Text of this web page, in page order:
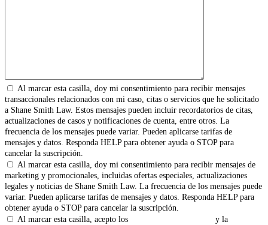
Al marcar esta casilla, doy mi consentimiento para recibir mensajes
transaccionales relacionados con mi caso, citas o servicios que he solicitado
a Shane Smith Law. Estos mensajes pueden incluir recordatorios de citas,
actualizaciones de casos y notificaciones de cuenta, entre otros. La
frecuencia de los mensajes puede variar. Pueden aplicarse tarifas de
mensajes y datos. Responda HELP para obtener ayuda o STOP para
cancelar la suscripción.
Al marcar esta casilla, doy mi consentimiento para recibir mensajes de
marketing y promocionales, incluidas ofertas especiales, actualizaciones
legales y noticias de Shane Smith Law. La frecuencia de los mensajes puede
variar. Pueden aplicarse tarifas de mensajes y datos. Responda HELP para
obtener ayuda o STOP para cancelar la suscripción.
Al marcar esta casilla, acepto los
y la